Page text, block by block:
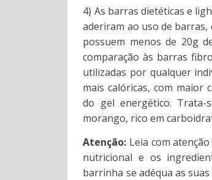
4) As barras dietéticas e
aderiram ao uso de barras,
possuem menos de 20g
comparação às barras
utilizadas por qualquer
mais calóricas, com maior
do gel energético. Trata-
morango, rico em
Atenção: Leia com
nutricional e os
barrinha se adéqua as